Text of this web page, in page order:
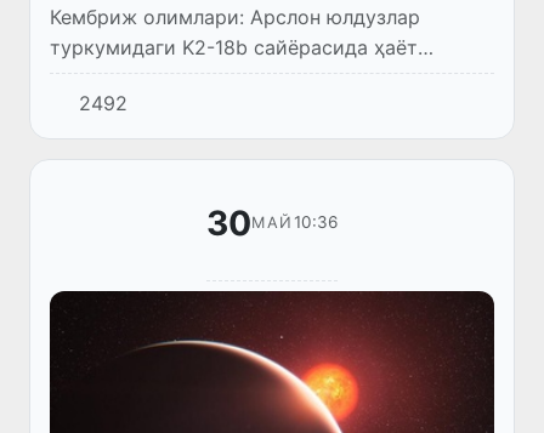
Кембриж олимлари: Арслон юлдузлар
туркумидаги K2-18b сайёрасида ҳаёт
белгилари топилди.
2492
30МАЙ 10:36